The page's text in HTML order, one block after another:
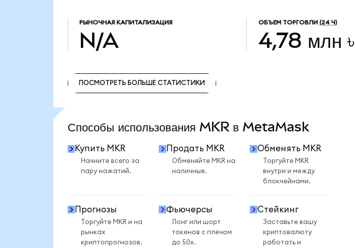
РЫНОЧНАЯ КАПИТАЛИЗАЦИЯ
N/A
ОБЪЕМ ТОРГОВЛИ (24 Ч)
4,78 млн ৳
ПОСМОТРЕТЬ БОЛЬШЕ СТАТИСТИКИ
Способы использования MKR в MetaMask
Купить MKR
Начните всего за
пару нажатий.
Продать MKR
Обменяйте MKR на
наличные.
Обменять MKR
Торгуйте MKR
внутри и между
блокчейнами.
Прогнозы
Торгуйте MKR и на
рынках
криптопрогнозов.
Фьючерсы
Лонг или шорт
токенов с плечом
до 50x.
Стейкинг
Заставьте вашу
криптовалюту
работать и